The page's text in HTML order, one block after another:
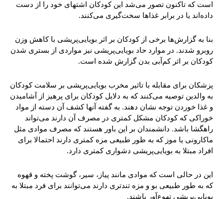
است که تاکنون تصور می‌شد این کودکان اشتهای خود را از دست
داده‌اند یا در برابر غذاها سخت‌گیری می‌کنند.
بنا به گزارش‌ها برخی از کودکان بر اثر بویایی‌پریشی با کاهش وزن
روبرو شدند. در موارد حاد بویایی‌پریشی نیز مواردی از بستری شدن
کودکان بر اثر کم‌آبی بدن گزارش شده است.
پزشکان برای مقابله با تاثیر مخرب بویایی‌پریشی بر سلامت کودکان
به والدین توصیه می‌کنند که به دلایل کودکان برای پرهیز از آشامیدن
و غذا خوردن توجه نشان دهند. به گفته آنها کشف آن دسته از مواد
خوراکی که کودکان مشکل کمتری در مصرف آن دارند می‌تواند
راهگشا باشد. دانشمندان بر این باور هستند که مصرف موادی مثل
ماکارونی یا موز که به طور طبیعی مزه کمتری دارند احتمالا برای
افراد مبتلا به بویایی‌پریشی دشواری کمتری دارد.
این در حالی است که موادی مانند پیاز، سیر، گوشت پخته و قهوه
که به طور طبیعی بو و مزه تندتری دارند می‌توانند برای فرد مبتلا به
بویایی‌پریشی تهوع‌آور باشند.